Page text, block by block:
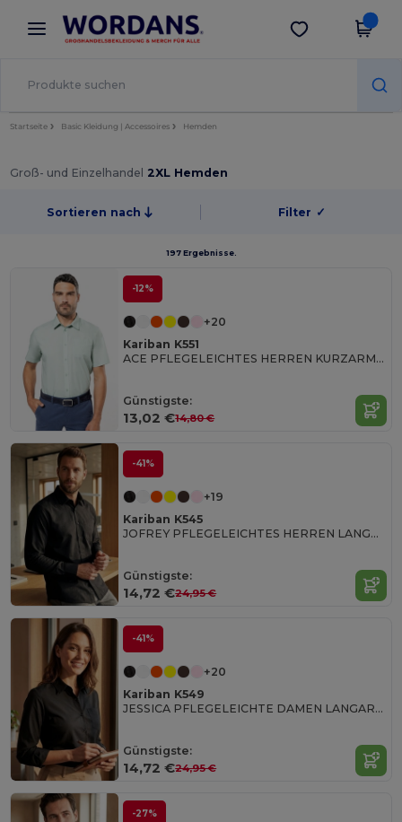
× Wordans App
Bessere Preise in der App!
App holen
Startseite Basic Kleidung | Accessoires Hemden
Groß- und Einzelhandel 2XL Hemden
Sortieren nach Filter ✓
197 Ergebnisse.
-12%
+20
Kariban K551
ACE PFLEGELEICHTES HERREN KURZARM 65/35 HEMD
Günstigste:
13,02 €14,80 €
-41%
+19
Kariban K545
JOFREY PFLEGELEICHTES HERREN LANGARM 65/35 HEMD
Günstigste:
14,72 €24,95 €
-41%
+20
Kariban K549
JESSICA PFLEGELEICHTE DAMEN LANGARM 65/35 BLUSE
Günstigste:
14,72 €24,95 €
-27%